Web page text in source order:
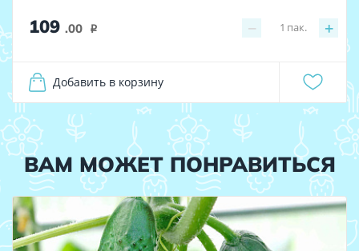
109 .00 i − +
1 пак.
Добавить в корзину
ВАМ МОЖЕТ ПОНРАВИТЬСЯ